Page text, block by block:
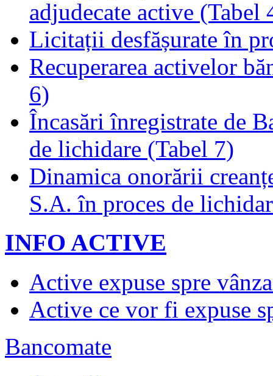
adjudecate active (Tabel
Licitații desfășurate în
Recuperarea activelor
6)
Încasări înregistrate de
de lichidare (Tabel 7)
Dinamica onorării
S.A. în proces de
INFO ACTIVE
Active expuse spre
Active ce vor fi expuse
Bancomate